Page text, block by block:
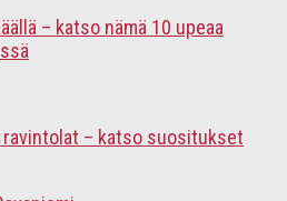
– katso nämä 10 upeaa
ravintolat – katso suositukset